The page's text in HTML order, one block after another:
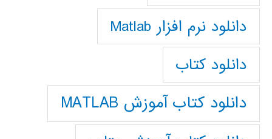
دانلود نرم افزار Matlab
دانلود کتاب
دانلود کتاب آموزش MATLAB